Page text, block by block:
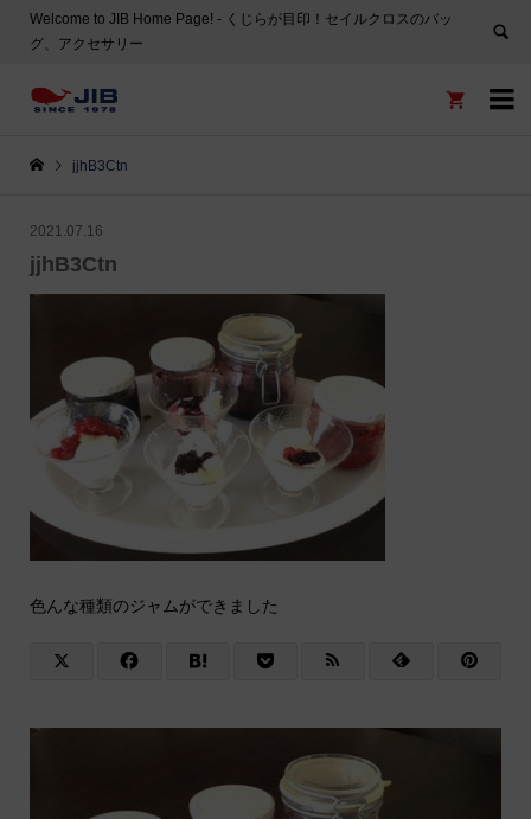
Welcome to JIB Home Page! ‐ くじらが目印！セイルクロスのバッ
グ、アクセサリー


jjhB3Ctn
2021.07.16
jjhB3Ctn
色んな種類のジャムができました